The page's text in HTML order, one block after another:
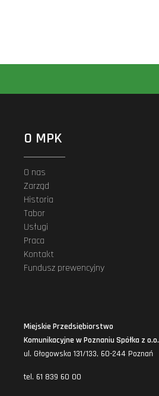
O MPK
O nas
Zarząd
Historia
Tabor
Usługi
Praca
Kontakt
Fundusz prewencyjny
Miejskie Przedsiębiorstwo
Komunikacyjne w Poznaniu Spółka z o.o.
ul. Głogowska 131/133, 60-244 Poznań
tel. 61 839 60 00